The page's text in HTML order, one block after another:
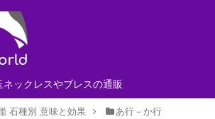
ックレスやブレスの通販
石種別 意味と効果 あ行－か行